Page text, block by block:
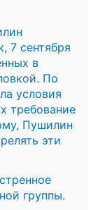
7 сентября
в
По
условия
требование
Пушилин
эти
группы.